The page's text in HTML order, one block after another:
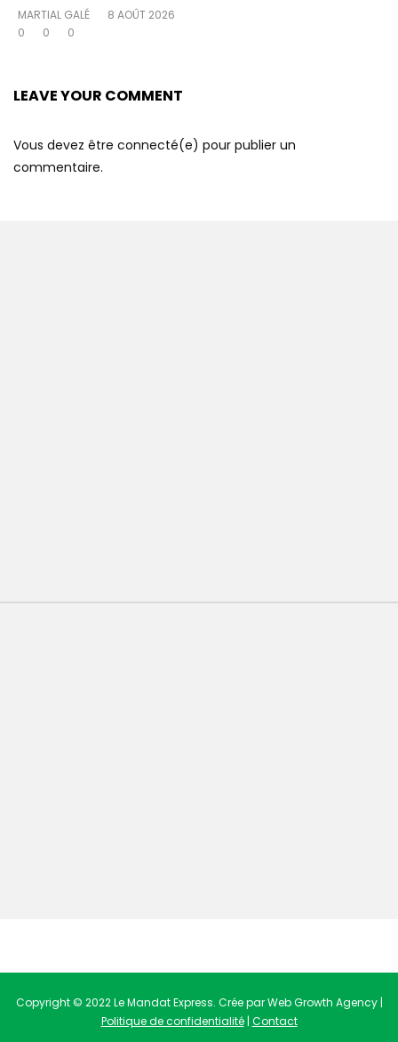
MARTIAL GALÉ
8 AOÛT 2026
0
0 0
LEAVE YOUR COMMENT
Vous devez être connecté(e) pour publier un
commentaire.
Copyright © 2022 Le Mandat Express. Crée par Web Growth Agency |
Politique de confidentialité| Contact